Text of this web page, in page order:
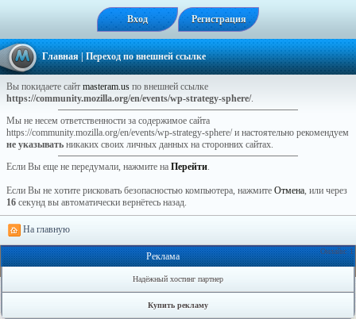
Вход Регистрация
Главная| Переход по внешней ссылке
Вы покидаете сайт masteram.us по внешней ссылке
https://community.mozilla.org/en/events/wp-strategy-sphere/.
Мы не несем ответственности за содержимое сайта
https://community.mozilla.org/en/events/wp-strategy-sphere/ и настоятельно рекомендуем
не указывать никаких своих личных данных на сторонних сайтах.
Если Вы еще не передумали, нажмите на Перейти.
Если Вы не хотите рисковать безопасностью компьютера, нажмите Отмена, или через
16 секунд вы автоматически вернётесь назад.
На главную
Онлайн: 1
Реклама
Надёжный хостинг партнер
Купить рекламу